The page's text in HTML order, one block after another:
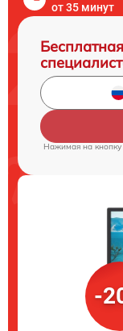
от 35 минут
Нажимая на
-